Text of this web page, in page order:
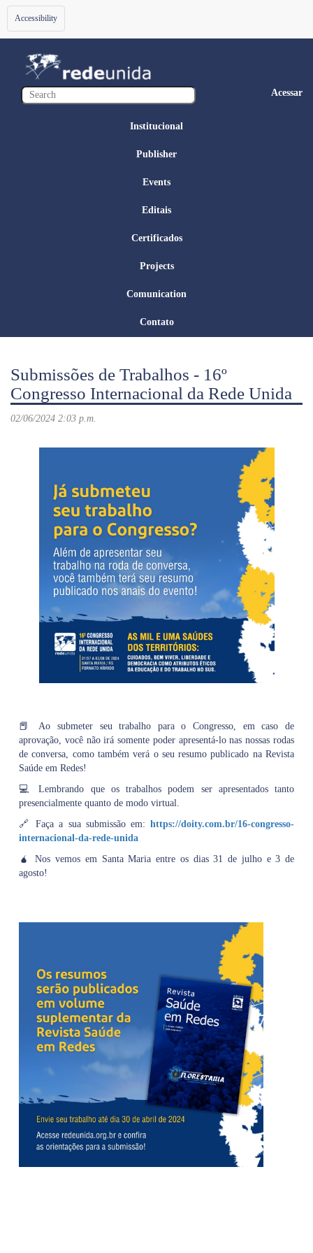
Toggle
navigation
Accessibility
Acessar
Institucional
Publisher
Events
Editais
Certificados
Projects
Comunication
Contato
Submissões de Trabalhos - 16º
Congresso Internacional da Rede Unida
02/06/2024 2:03 p.m.
📕 Ao submeter seu trabalho para o Congresso, em caso de
aprovação, você não irá somente poder apresentá-lo nas nossas rodas
de conversa, como também verá o seu resumo publicado na Revista
Saúde em Redes!
💻 Lembrando que os trabalhos podem ser apresentados tanto
presencialmente quanto de modo virtual.
🔗 Faça a sua submissão em: https://doity.com.br/16-congresso-
internacional-da-rede-unida
🧉 Nos vemos em Santa Maria entre os dias 31 de julho e 3 de
agosto!